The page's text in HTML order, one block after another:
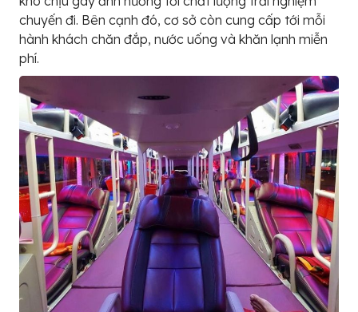
chuyến đi. Bên cạnh đó, cơ sở còn cung cấp tới mỗi
hành khách chăn đắp, nước uống và khăn lạnh miễn
phí.